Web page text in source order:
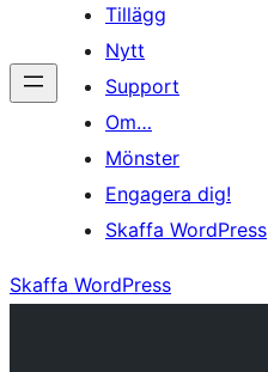
Tillägg
Nytt
Support
Om…
Mönster
Engagera dig!
Skaffa WordPress
Skaffa WordPress